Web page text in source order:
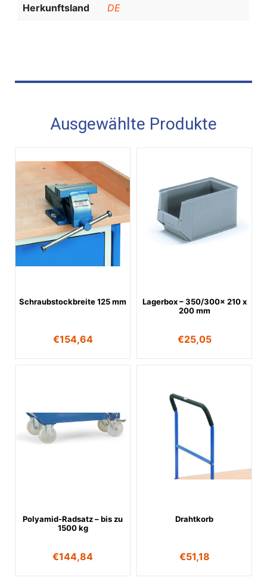
Herkunftsland DE
Ausgewählte Produkte
Schraubstockbreite 125 mm
€154,64
Lagerbox – 350/300x 210 x
200 mm
€25,05
Polyamid-Radsatz – bis zu
1500 kg
€144,84
Drahtkorb
€51,18